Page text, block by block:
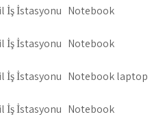
İş İstasyonu Notebook
İş İstasyonu Notebook
İş İstasyonu Notebook laptop
İş İstasyonu Notebook